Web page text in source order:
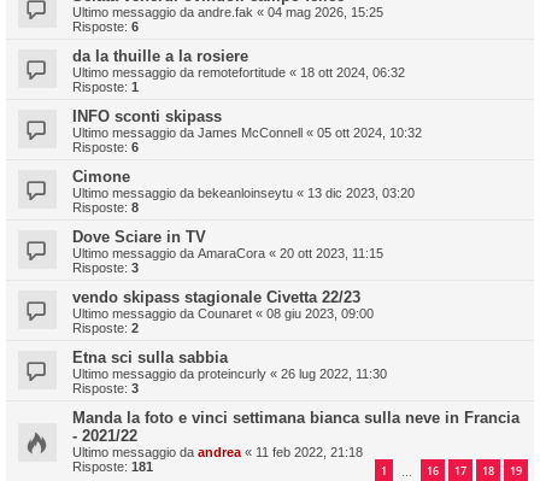
Ultimo messaggio da andre.fak « 04 mag 2026, 15:25
Risposte: 6
da la thuille a la rosiere
Ultimo messaggio da remotefortitude « 18 ott 2024, 06:32
Risposte: 1
INFO sconti skipass
Ultimo messaggio da James McConnell « 05 ott 2024, 10:32
Risposte: 6
Cimone
Ultimo messaggio da bekeanloinseytu « 13 dic 2023, 03:20
Risposte: 8
Dove Sciare in TV
Ultimo messaggio da AmaraCora « 20 ott 2023, 11:15
Risposte: 3
vendo skipass stagionale Civetta 22/23
Ultimo messaggio da Counaret « 08 giu 2023, 09:00
Risposte: 2
Etna sci sulla sabbia
Ultimo messaggio da proteincurly « 26 lug 2022, 11:30
Risposte: 3
Manda la foto e vinci settimana bianca sulla neve in Francia
- 2021/22
Ultimo messaggio da andrea « 11 feb 2022, 21:18
Risposte: 181 1 16 17 18 19